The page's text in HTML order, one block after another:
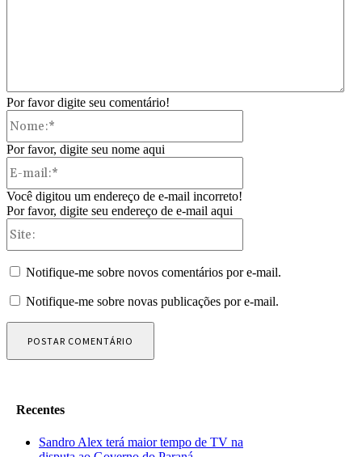
Por favor digite seu comentário!
Por favor, digite seu nome aqui
Você digitou um endereço de e-mail incorreto!
Por favor, digite seu endereço de e-mail aqui
Notifique-me sobre novos comentários por e-mail.
Notifique-me sobre novas publicações por e-mail.
Recentes
Sandro Alex terá maior tempo de TV na